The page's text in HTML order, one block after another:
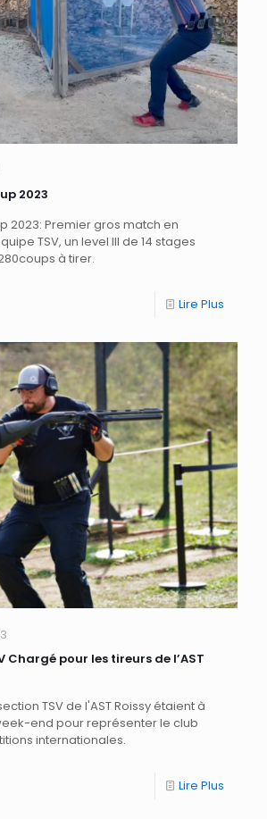
2023
2023: Premier gros match en
TSV, un level III de 14 stages
à tirer.
Lire Plus
Chargé pour les tireurs de l’AST
TSV de l'AST Roissy étaient à
end pour représenter le club
internationales.
Lire Plus